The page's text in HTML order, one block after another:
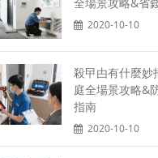
2020-10-10
殺曱甴有什麼妙
庭全場景攻略&
指南
2020-10-10